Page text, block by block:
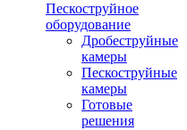
Пескоструйное
оборудование
Дробеструйные
камеры
Пескоструйные
камеры
Готовые
решения